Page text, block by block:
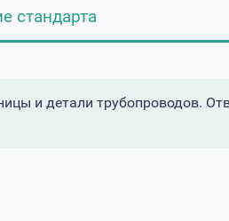
стандарта
и детали трубопроводов.